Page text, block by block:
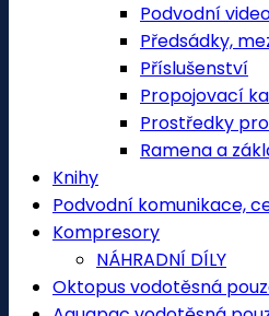
Podvodní
Předsádky,
Příslušenství
Propojovací
Prostředky
Ramena a
Knihy
Podvodní komunikace,
Kompresory
NÁHRADNÍ DÍLY
Oktopus vodotěsná